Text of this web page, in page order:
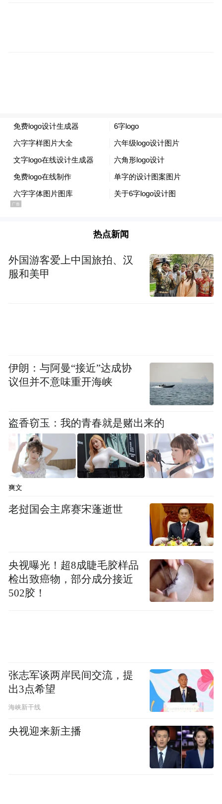
热点新闻
外国游客爱上中国旅拍、汉
服和美甲
伊朗：与阿曼“接近”达成协
议但并不意味重开海峡
盗香窃玉：我的青春就是赌出来的
爽文
老挝国会主席赛宋蓬逝世
央视曝光！超8成睫毛胶样品
检出致癌物，部分成分接近
502胶！
张志军谈两岸民间交流，提
出3点希望
海峡新干线
央视迎来新主播